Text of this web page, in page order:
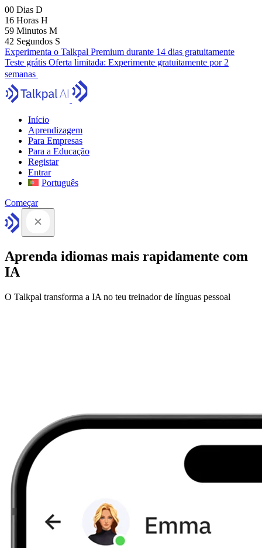
00 Dias D
16 Horas H
59 Minutos M
41 Segundos S
Experimenta o Talkpal Premium durante 14 dias gratuitamente
Teste grátis Oferta limitada: Experimente gratuitamente por 2
semanas
Início
Aprendizagem
Para Empresas
Para a Educação
Registar
Entrar
Português
Começar
Aprenda idiomas mais rapidamente com
IA
O Talkpal transforma a IA no teu treinador de línguas pessoal